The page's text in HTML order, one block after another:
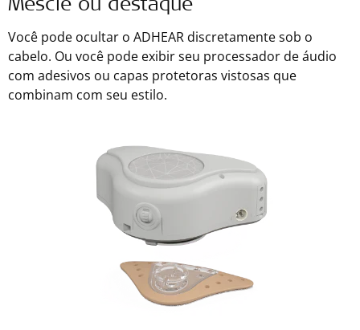
Mescle ou destaque
Você pode ocultar o ADHEAR discretamente sob o
cabelo. Ou você pode exibir seu processador de áudio
com adesivos ou capas protetoras vistosas que
combinam com seu estilo.